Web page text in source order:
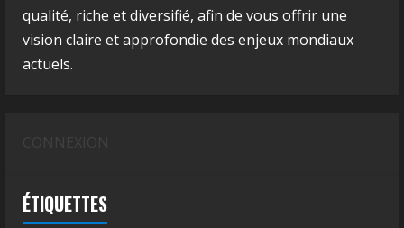
qualité, riche et diversifié, afin de vous offrir une
vision claire et approfondie des enjeux mondiaux
actuels.
ÉTIQUETTES